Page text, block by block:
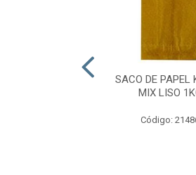
SACO DE PAPEL
MIX LISO
Código: